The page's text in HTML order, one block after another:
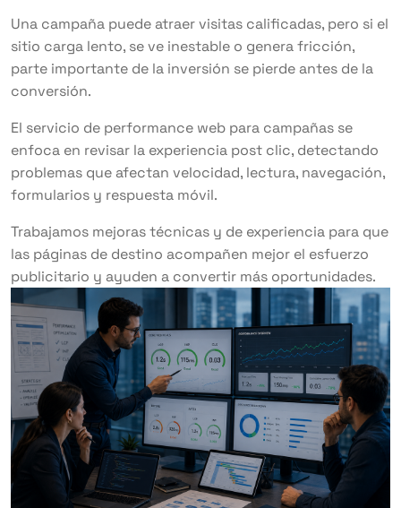
Una campaña puede atraer visitas calificadas, pero si el
sitio carga lento, se ve inestable o genera fricción,
parte importante de la inversión se pierde antes de la
conversión.
El servicio de performance web para campañas se
enfoca en revisar la experiencia post clic, detectando
problemas que afectan velocidad, lectura, navegación,
formularios y respuesta móvil.
Trabajamos mejoras técnicas y de experiencia para que
las páginas de destino acompañen mejor el esfuerzo
publicitario y ayuden a convertir más oportunidades.